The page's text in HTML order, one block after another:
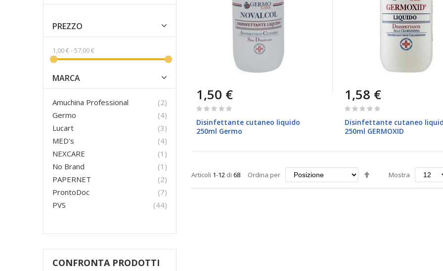
1,50 €
Rating:
Disinfettante cutaneo liquido
250ml Germo
1,58 €
Rating:
Disinfettante cutaneo
250ml GERMOXID
Articoli 1-12 di 68 Ordina per
ImpostaMostra
PREZZO
1,00 €-57,00 €
MARCA
Amuchina Professional 2prodotti
Germo
4prodotti
Lucart
3prodotti
MED's
4prodotti
NEXCARE
1 elemento
No Brand
1 elemento
PAPERNET
2prodotti
ProntoDoc
7prodotti
PVS
44prodotti
CONFRONTA PRODOTTI